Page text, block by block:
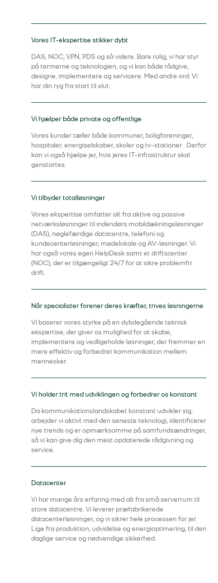
Vores IT-ekspertise stikker dybt
DAS, NOC, VPN, PDS og så videre. Bare rolig, vi har styr
på termerne og teknologien, og vi kan både rådgive,
designe, implementere og servicere. Med andre ord: Vi
har din ryg fra start til slut.
Vi hjælper både private og offentlige
Vores kunder tæller både kommuner, boligforeninger,
hospitaler, energiselskaber, skoler og tv-stationer . Derfor
kan vi også hjælpe jer, hvis jeres IT-infrastruktur skal
genstartes.
Vi tilbyder totalløsninger
Vores ekspertise omfatter alt fra aktive og passive
netværksløsninger til indendørs mobildækningsløsninger
(DAS), nøglefærdige datacentre, telefoni og
kundecenterløsninger, mødelokale og AV-løsninger. Vi
har også vores egen HelpDesk samt et driftscenter
(NOC), der er tilgængeligt 24/7 for at sikre problemfri
drift.
Når specialister forener deres kræfter, trives løsningerne
Vi baserer vores styrke på en dybdegående teknisk
ekspertise, der giver os mulighed for at skabe,
implementere og vedligeholde løsninger, der fremmer en
mere effektiv og forbedret kommunikation mellem
mennesker.
Vi holder trit med udviklingen og forbedrer os konstant
Da kommunikationslandskabet konstant udvikler sig,
arbejder vi aktivt med den seneste teknologi, identificerer
nye trends og er opmærksomme på samfundsændringer,
så vi kan give dig den mest opdaterede rådgivning og
service.
Datacenter
Vi har mange års erfaring med alt fra små serverrum til
store datacentre. Vi leverer præfabrikerede
datacenterløsninger, og vi sikrer hele processen for jer.
Lige fra produktion, udvidelse og energioptimering, til den
daglige service og nødvendige sikkerhed.